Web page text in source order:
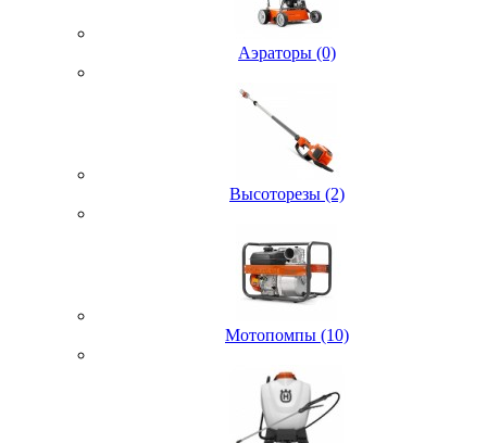
Аэраторы (0)
Высоторезы (2)
Мотопомпы (10)